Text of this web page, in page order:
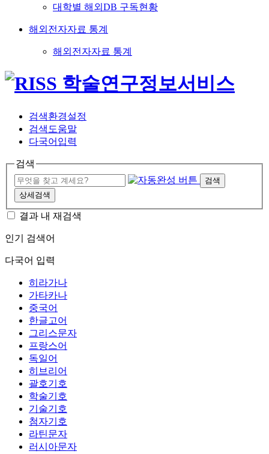
대학별 해외DB 구독현황
해외전자자료 통계
해외전자자료 통계
검색환경설정
검색도움말
다국어입력
검색
검색
상세검색
결과 내 재검색
인기 검색어
다국어 입력
히라가나
가타카나
중국어
한글고어
그리스문자
프랑스어
독일어
히브리어
괄호기호
학술기호
기술기호
첨자기호
라틴문자
러시아문자